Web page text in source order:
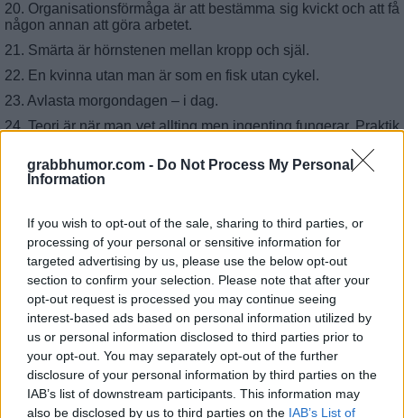
grabbhumor.com - Do Not Process My Personal
Information
If you wish to opt-out of the sale, sharing to third parties, or
processing of your personal or sensitive information for
targeted advertising by us, please use the below opt-out
section to confirm your selection. Please note that after your
opt-out request is processed you may continue seeing
interest-based ads based on personal information utilized by
us or personal information disclosed to third parties prior to
your opt-out. You may separately opt-out of the further
disclosure of your personal information by third parties on the
IAB’s list of downstream participants. This information may
also be disclosed by us to third parties on the IAB’s List of
20. Organisationsförmåga är att bestämma sig kvickt och att få
någon annan att göra arbetet.
21. Smärta är hörnstenen mellan kropp och själ.
22. En kvinna utan man är som en fisk utan cykel.
23. Avlasta morgondagen – i dag.
24. Teori är när man vet allting men ingenting fungerar. Praktik
är teori och praktik förenade…..ingenting fungerar och ingen
vet varför.
under ytan, paddla utav bara sjutton.